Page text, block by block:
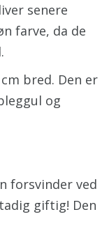
senere
farve, da de
bred. Den er
og
forsvinder ved
giftig! Den